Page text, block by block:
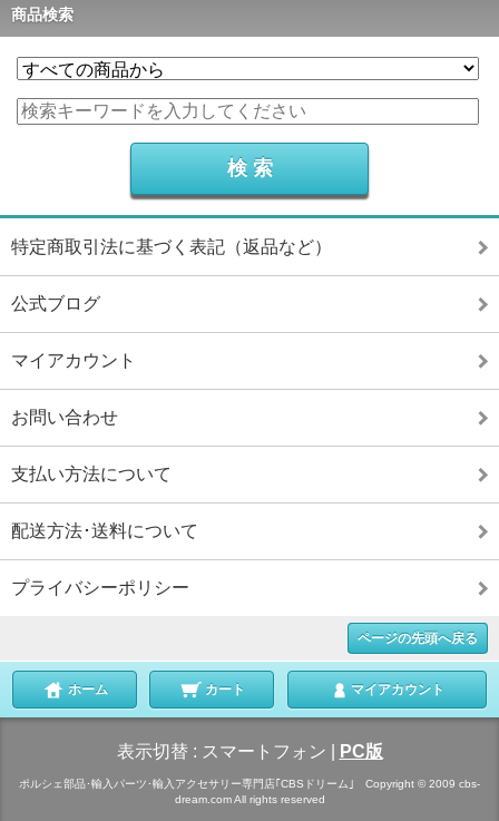
商品検索
特定商取引法に基づく表記（返品など）
公式ブログ
マイアカウント
お問い合わせ
支払い方法について
配送方法･送料について
プライバシーポリシー
ページの先頭へ戻る
ホーム カート マイアカウント
表示切替 : スマートフォン PC版
ポルシェ部品･輸入パーツ･輸入アクセサリー専門店｢CBSドリーム｣ Copyright © 2009 cbs-
dream.com All rights reserved